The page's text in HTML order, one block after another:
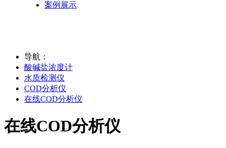
案例展示
导航：
酸碱盐浓度计
水质检测仪
COD分析仪
在线COD分析仪
在线COD分析仪